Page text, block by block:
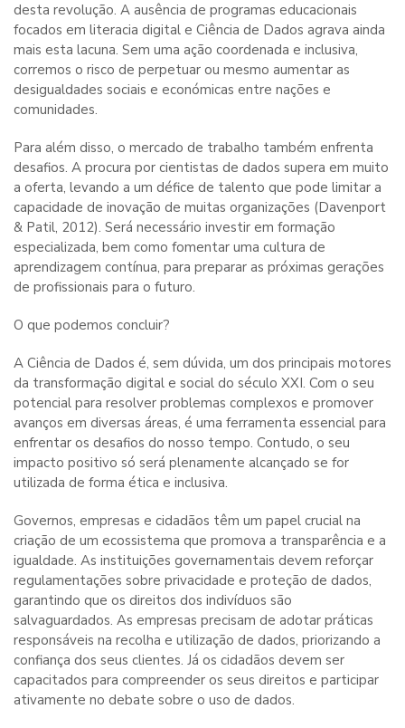
desta revolução. A ausência de programas educacionais
focados em literacia digital e Ciência de Dados agrava ainda
mais esta lacuna. Sem uma ação coordenada e inclusiva,
corremos o risco de perpetuar ou mesmo aumentar as
desigualdades sociais e económicas entre nações e
comunidades.
Para além disso, o mercado de trabalho também enfrenta
desafios. A procura por cientistas de dados supera em muito
a oferta, levando a um défice de talento que pode limitar a
capacidade de inovação de muitas organizações (Davenport
& Patil, 2012). Será necessário investir em formação
especializada, bem como fomentar uma cultura de
aprendizagem contínua, para preparar as próximas gerações
de profissionais para o futuro.
O que podemos concluir?
A Ciência de Dados é, sem dúvida, um dos principais motores
da transformação digital e social do século XXI. Com o seu
potencial para resolver problemas complexos e promover
avanços em diversas áreas, é uma ferramenta essencial para
enfrentar os desafios do nosso tempo. Contudo, o seu
impacto positivo só será plenamente alcançado se for
utilizada de forma ética e inclusiva.
Governos, empresas e cidadãos têm um papel crucial na
criação de um ecossistema que promova a transparência e a
igualdade. As instituições governamentais devem reforçar
regulamentações sobre privacidade e proteção de dados,
garantindo que os direitos dos indivíduos são
salvaguardados. As empresas precisam de adotar práticas
responsáveis na recolha e utilização de dados, priorizando a
confiança dos seus clientes. Já os cidadãos devem ser
capacitados para compreender os seus direitos e participar
ativamente no debate sobre o uso de dados.